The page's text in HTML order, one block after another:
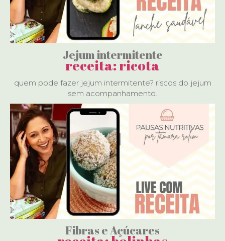
Jejum intermitente
receita: ricota
quem pode fazer jejum intermitente? riscos do jejum
sem acompanhamento.
Fibras e Açúcares